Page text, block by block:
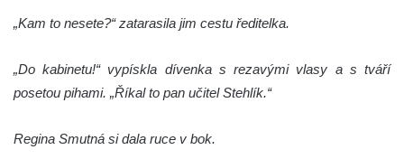
„Kam to nesete?“ zatarasila jim cestu ředitelka.
„Do kabinetu!“ vypískla dívenka s rezavými vlasy a s tváří
posetou pihami. „Říkal to pan učitel Stehlík.“
Regina Smutná si dala ruce v bok.